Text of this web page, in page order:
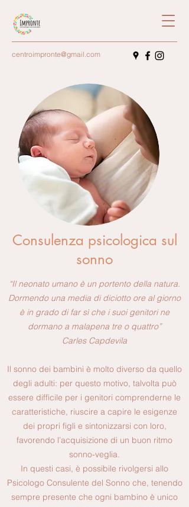
centroimpronte@gmail.com
Consulenza psicologica sul
sonno
“Il neonato umano è un portento della natura.
Dormendo una media di diciotto ore al giorno
è in grado di far sì che i suoi genitori ne
dormano a malapena tre o quattro”
Carles Capdevila
Il sonno dei bambini è molto diverso da quello
degli adulti: per questo motivo, talvolta può
essere difficile per i genitori comprenderne le
caratteristiche, riuscire a capire le esigenze
dei propri figli e sintonizzarsi con loro,
favorendo l’acquisizione di un buon ritmo
sonno-veglia.
In questi casi, è possibile rivolgersi allo
Psicologo Consulente del Sonno che, tenendo
sempre presente che ogni bambino è unico